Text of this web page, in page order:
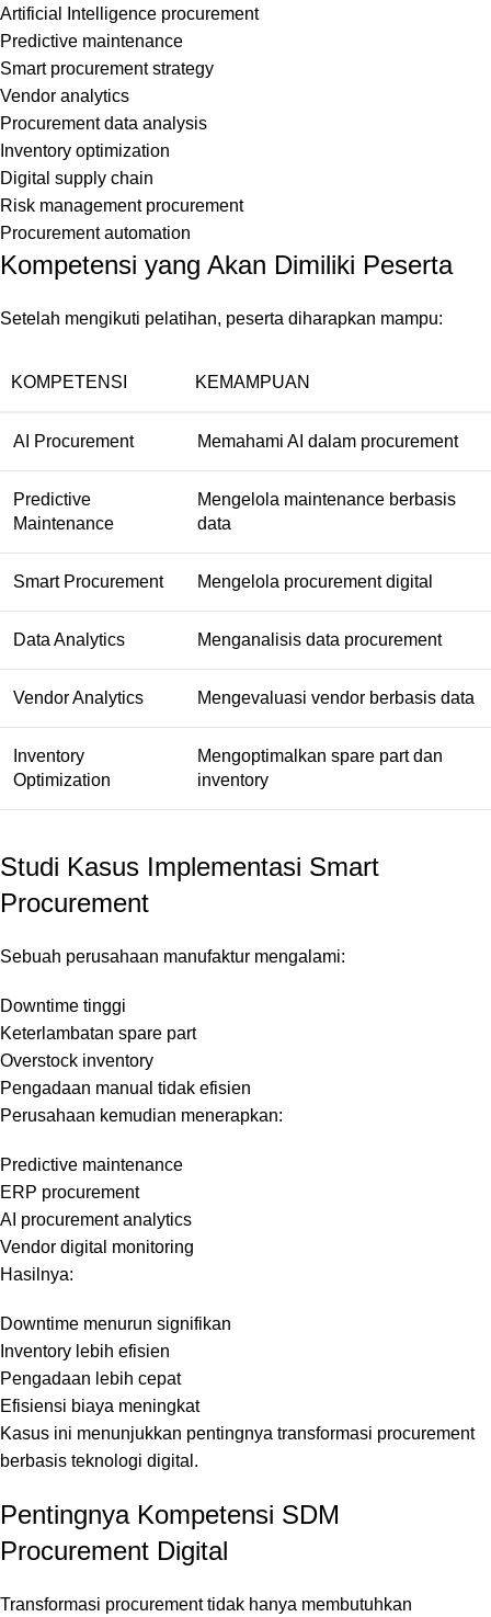
Artificial Intelligence procurement
Predictive maintenance
Smart procurement strategy
Vendor analytics
Procurement data analysis
Inventory optimization
Digital supply chain
Risk management procurement
Procurement automation
Kompetensi yang Akan Dimiliki Peserta
Setelah mengikuti pelatihan, peserta diharapkan mampu:
KOMPETENSI KEMAMPUAN
AI Procurement Memahami AI dalam procurement
Predictive
Maintenance
Mengelola maintenance berbasis
data
Smart Procurement Mengelola procurement digital
Data Analytics Menganalisis data procurement
Vendor Analytics Mengevaluasi vendor berbasis data
Inventory
Optimization
Mengoptimalkan spare part dan
inventory
Studi Kasus Implementasi Smart
Procurement
Sebuah perusahaan manufaktur mengalami:
Downtime tinggi
Keterlambatan spare part
Overstock inventory
Pengadaan manual tidak efisien
Perusahaan kemudian menerapkan:
Predictive maintenance
ERP procurement
AI procurement analytics
Vendor digital monitoring
Hasilnya:
Downtime menurun signifikan
Inventory lebih efisien
Pengadaan lebih cepat
Efisiensi biaya meningkat
Kasus ini menunjukkan pentingnya transformasi procurement
berbasis teknologi digital.
Pentingnya Kompetensi SDM
Procurement Digital
Transformasi procurement tidak hanya membutuhkan